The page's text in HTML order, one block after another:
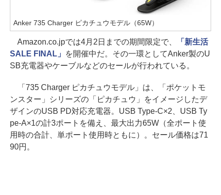
Anker 735 Charger ピカチュウモデル（65W）
Amazon.co.jpでは4月2日までの期間限定で、
「新生活
SALE FINAL」
を開催中だ。その一環としてAnker製のU
SB充電器やケーブルなどのセールが行われている。
「735 Charger ピカチュウモデル」は、「ポケットモ
ンスター」シリーズの「ピカチュウ」をイメージしたデ
ザインのUSB PD対応充電器。USB Type-C×2、USB Ty
pe-A×1の計3ポートを備え、最大出力65W（全ポート使
用時の合計、単ポート使用時ともに）。セール価格は71
90円。